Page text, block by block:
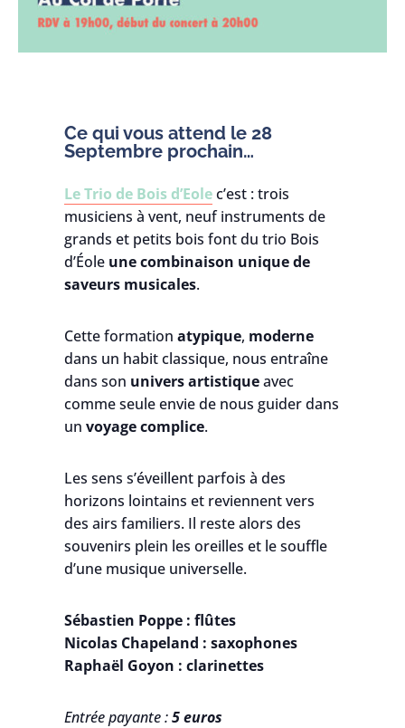
Ce qui vous attend le 28
Septembre prochain…
Le Trio de Bois d’Eolec’est : trois
musiciens à vent, neuf instruments de
grands et petits bois font du trio Bois
d’Éole une combinaison unique de
saveurs musicales.
Cette formation atypique, moderne
dans un habit classique, nous entraîne
dans son univers artistiqueavec
comme seule envie de nous guider dans
un voyage complice.
Les sens s’éveillent parfois à des
horizons lointains et reviennent vers
des airs familiers. Il reste alors des
souvenirs plein les oreilles et le souffle
d’une musique universelle.
Sébastien Poppe : flûtes
Nicolas Chapeland : saxophones
Raphaël Goyon : clarinettes
Entrée payante :5 euros